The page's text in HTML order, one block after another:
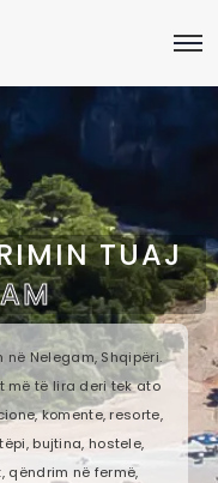
TUAJ
Nelegam, Shqipëri.
më të lira deri tek ato
komente, resorte,
bujtina, hostele,
qëndrim në fermë,